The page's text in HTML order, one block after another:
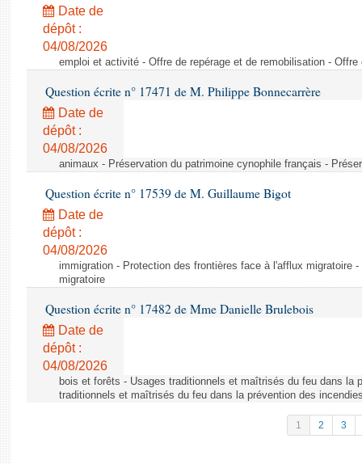
Date de
dépôt :
04/08/2026
emploi et activité - Offre de repérage et de remobilisation -
Question écrite n° 17471 de M. Philippe Bonnecarrère
Date de
dépôt :
04/08/2026
animaux - Préservation du patrimoine cynophile français -
Question écrite n° 17539 de M. Guillaume Bigot
Date de
dépôt :
04/08/2026
immigration - Protection des frontières face à l'afflux migratoire
migratoire
Question écrite n° 17482 de Mme Danielle Brulebois
Date de
dépôt :
04/08/2026
bois et forêts - Usages traditionnels et maîtrisés du feu dans la
traditionnels et maîtrisés du feu dans la prévention des
1 2 3